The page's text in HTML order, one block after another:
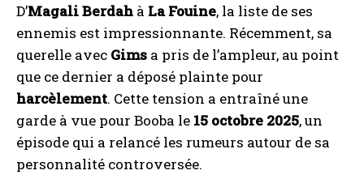
D’Magali Berdah à La Fouine, la liste de ses
ennemis est impressionnante. Récemment, sa
querelle avec Gims a pris de l’ampleur, au point
que ce dernier a déposé plainte pour
harcèlement. Cette tension a entraîné une
garde à vue pour Booba le 15 octobre 2025, un
épisode qui a relancé les rumeurs autour de sa
personnalité controversée.